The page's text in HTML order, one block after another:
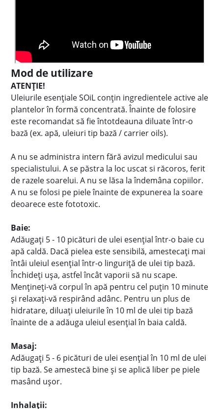
Mod de utilizare
ATENȚIE!
Uleiurile esențiale SOiL conțin ingredientele active ale
plantelor în formă concentrată. Înainte de folosire
este recomandat să fie întotdeauna diluate într-o
bază (ex. apă, uleiuri tip bază / carrier oils).
A nu se administra intern fără avizul medicului sau
specialistului. A se păstra la loc uscat si răcoros, ferit
de razele soarelui. A nu se lăsa la îndemâna copiilor.
A nu se folosi pe piele înainte de expunerea la soare
deoarece este fototoxic.
Baie:
Adăugați 5 - 10 picături de ulei esențial într-o baie cu
apă caldă. Dacă pielea este sensibilă, amestecați mai
întâi uleiul esențial într-o linguriță de ulei tip bază.
Închideți ușa, astfel încât vaporii să nu scape.
Mențineți-vă corpul în apă pentru cel puțin 10 minute
și relaxați-vă respirând adânc. Pentru un plus de
hidratare, diluați uleiurile în 10 ml de ulei tip bază
înainte de a adăuga uleiul esențial în baia caldă.
Masaj:
Adăugați 5 - 6 picături de ulei esențial în 10 ml de ulei
tip bază. Se amestecă bine și se aplică liber pe piele
masând ușor.
Inhalații: